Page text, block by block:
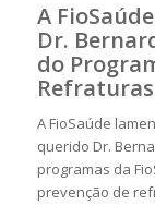
A
Dr.
do
Refraturas
A FioSaúde
querido Dr.
programas da
prevenção de